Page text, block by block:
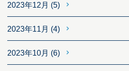
2023年12月 (5)
2023年11月 (4)
2023年10月 (6)